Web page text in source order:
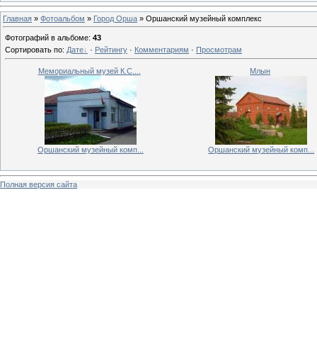
Главная » Фотоальбом » Город Орша » Оршанский музейный комплекс
Фотографий в альбоме: 43
Сортировать по: Дате · Рейтингу · Комментариям · Просмотрам
Мемориальный музей К.С....
Оршанский музейный комп...
Млын
Оршанский музейный комп...
Полная версия сайта